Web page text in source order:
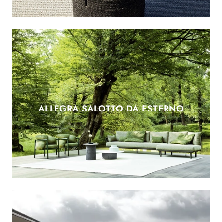
ALLEGRA SALOTTO DA ESTERNO